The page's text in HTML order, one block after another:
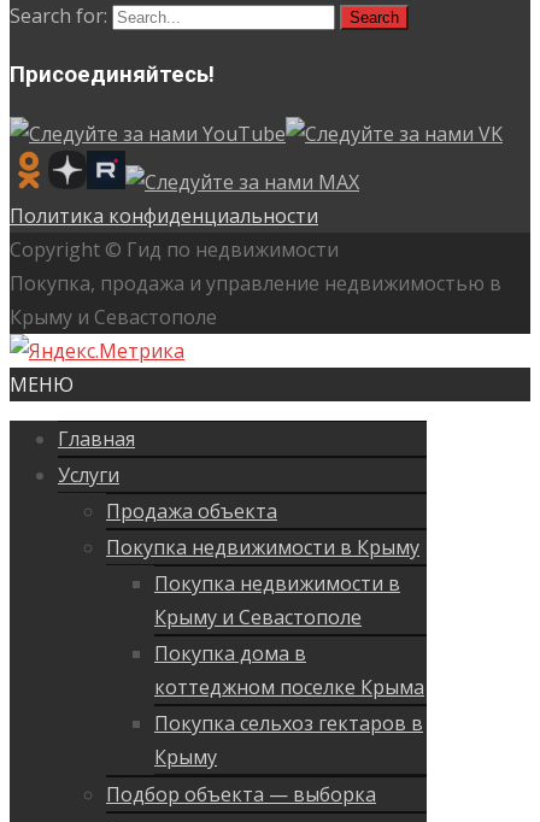
Search for:
Присоединяйтесь!
Политика конфиденциальности
Copyright © Гид по недвижимости
Покупка, продажа и управление недвижимостью в
Крыму и Севастополе
МЕНЮ
Главная
Услуги
Продажа объекта
Покупка недвижимости в Крыму
Покупка недвижимости в
Крыму и Севастополе
Покупка дома в
коттеджном поселке Крыма
Покупка сельхоз гектаров в
Крыму
Подбор объекта — выборка